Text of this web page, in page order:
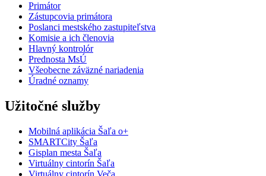
Primátor
Zástupcovia primátora
Poslanci mestského zastupiteľstva
Komisie a ich členovia
Hlavný kontrolór
Prednosta MsÚ
Všeobecne záväzné nariadenia
Úradné oznamy
Užitočné služby
Mobilná aplikácia Šaľa o+
SMARTCity Šaľa
Gisplan mesta Šaľa
Virtuálny cintorín Šaľa